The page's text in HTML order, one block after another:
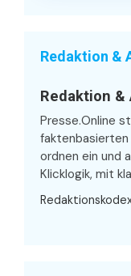
Redaktion &
Redaktion &
Presse.Online
faktenbasierten
ordnen ein und
Klicklogik, mit